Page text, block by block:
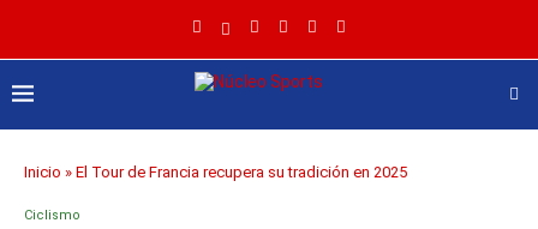
Inicio » El Tour de Francia recupera su tradición en 2025
Ciclismo